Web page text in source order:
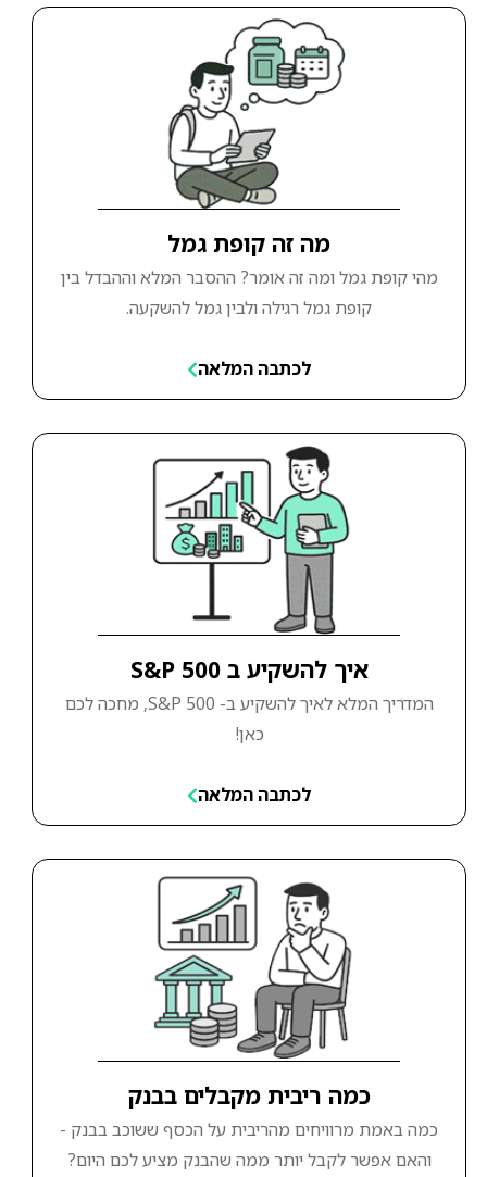
מה זה קופת גמל
מהי קופת גמל ומה זה אומר? ההסבר המלא וההבדל בין
קופת גמל רגילה ולבין גמל להשקעה.
לכתבה המלאה
איך להשקיע ב S&P 500
המדריך המלא לאיך להשקיע ב- S&P 500, מחכה לכם
כאן!
לכתבה המלאה
כמה ריבית מקבלים בבנק
כמה באמת מרוויחים מהריבית על הכסף ששוכב בבנק -
והאם אפשר לקבל יותר ממה שהבנק מציע לכם היום?